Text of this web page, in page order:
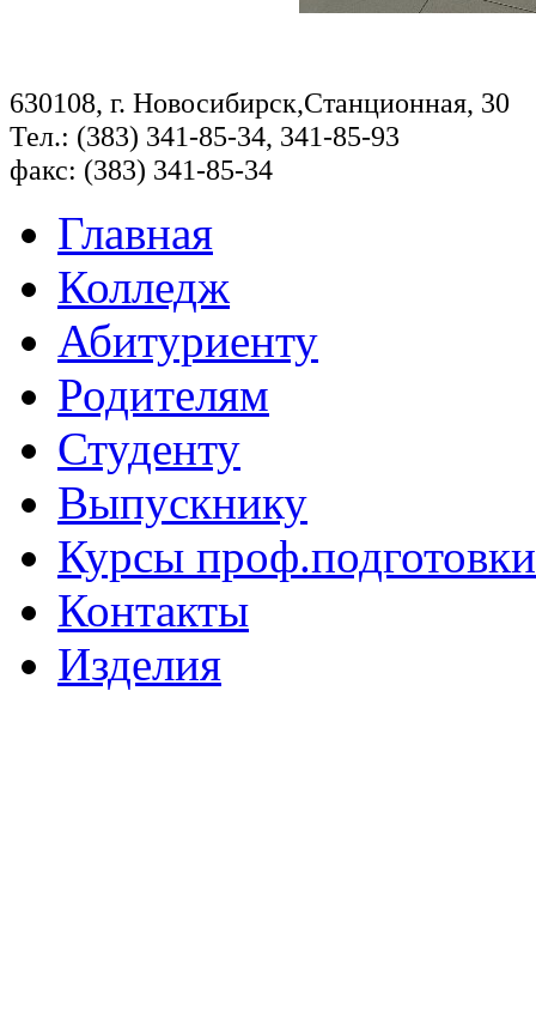
630108, г. Новосибирск,Станционная, 30
Тел.: (383) 341-85-34, 341-85-93
факс: (383) 341-85-34
Главная
Колледж
Абитуриенту
Родителям
Студенту
Выпускнику
Курсы проф.подготовки
Контакты
Изделия